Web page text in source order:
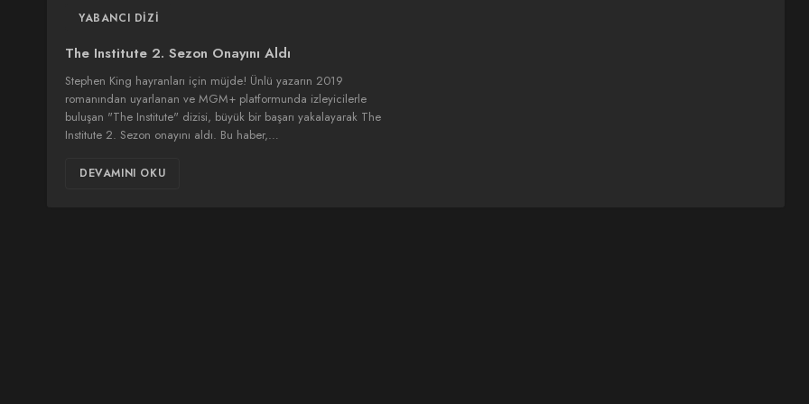
YABANCI DIZI
The Institute 2. Sezon Onayını Aldı
Stephen King hayranları için müjde! Ünlü yazarın 2019
romanından uyarlanan ve MGM+ platformunda izleyicilerle
buluşan "The Institute" dizisi, büyük bir başarı yakalayarak The
Institute 2. Sezon onayını aldı. Bu haber,…
DEVAMINI OKU